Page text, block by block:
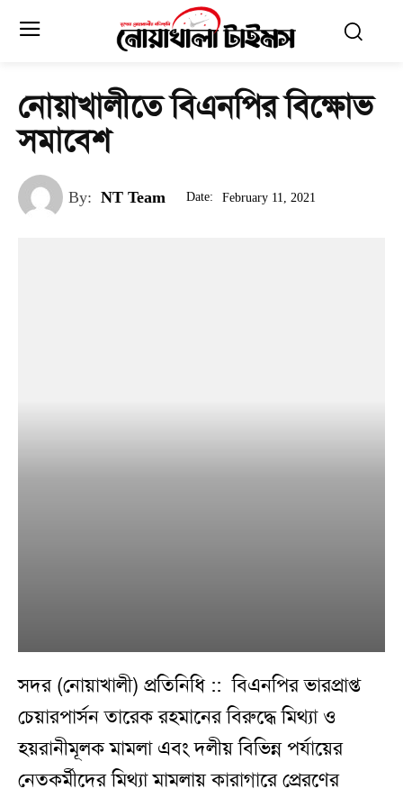
নোয়াখালীতে বিএনপির বিক্ষোভ
সমাবেশ
By: NT Team Date: February 11, 2021
সদর (নোয়াখালী) প্রতিনিধি :: বিএনপির ভারপ্রাপ্ত
চেয়ারপার্সন তারেক রহমানের বিরুদ্ধে মিথ্যা ও
হয়রানীমূলক মামলা এবং দলীয় বিভিন্ন পর্যায়ের
নেতকর্মীদের মিথ্যা মামলায় কারাগারে প্রেরণের